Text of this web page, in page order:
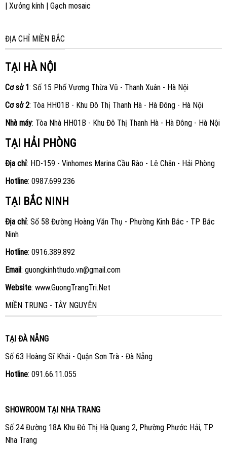
| Xưởng kính| Gạch mosaic
ĐỊA CHỈ MIỀN BẮC
TẠI HÀ NỘI
Cơ sở 1 : Số 15 Phố Vương Thừa Vũ - Thanh Xuân - Hà Nội
Cơ sở 2: Tòa HH01B - Khu Đô Thị Thanh Hà - Hà Đông - Hà Nội
Nhà máy: Tòa Nhà HH01B - Khu Đô Thị Thanh Hà - Hà Đông - Hà Nội
TẠI HẢI PHÒNG
Địa chỉ: HD-159 - Vinhomes Marina Cầu Rào - Lê Chân - Hải Phòng
Hotline: 0987.699.236
TẠI BẮC NINH
Địa chỉ: Số 58 Đường Hoàng Văn Thụ - Phường Kinh Bắc - TP Bắc
Ninh
Hotline: 0916.389.892
Email: guongkinhthudo.vn@gmail.com
Website: www.GuongTrangTri.Net
MIỀN TRUNG - TÂY NGUYÊN
TẠI ĐÀ NẴNG
Số 63 Hoàng Sĩ Khải - Quận Sơn Trà - Đà Nẵng
Hotline: 091.66.11.055
SHOWROOM TẠI NHA TRANG
Số 24 Đường 18A Khu Đô Thị Hà Quang 2, Phường Phước Hải, TP
Nha Trang